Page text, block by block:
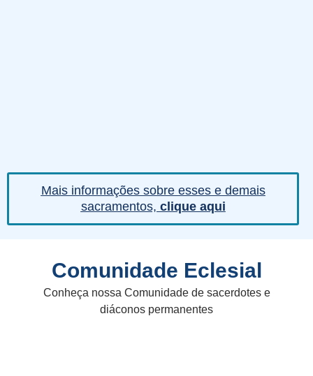
Mais informações sobre esses e demais
sacramentos, clique aqui
Comunidade Eclesial
Conheça nossa Comunidade de sacerdotes e
diáconos permanentes